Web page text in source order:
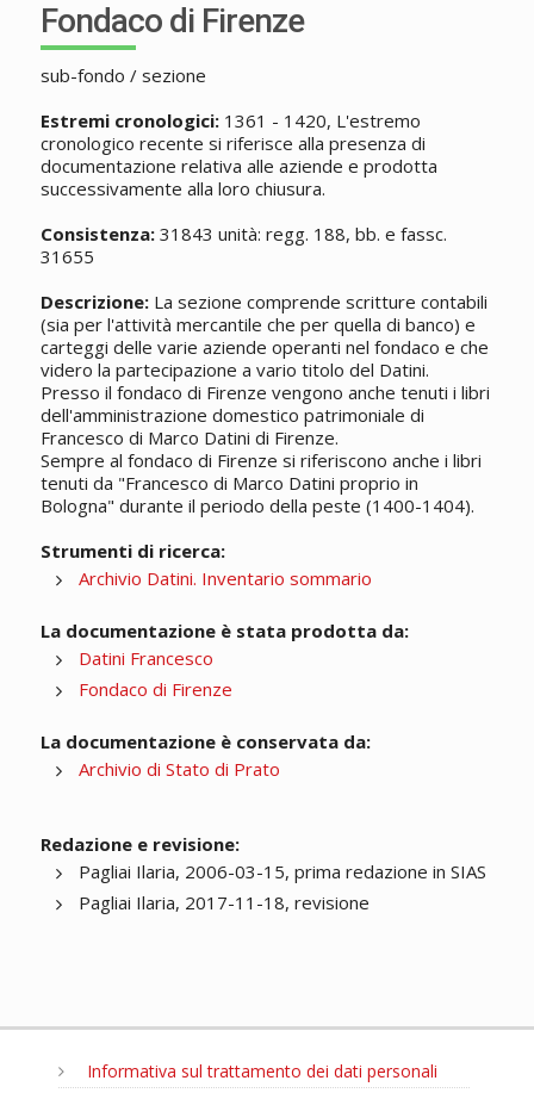
Fondaco di Firenze
sub-fondo / sezione
Estremi cronologici:1361 - 1420, L'estremo
cronologico recente si riferisce alla presenza di
documentazione relativa alle aziende e prodotta
successivamente alla loro chiusura.
Consistenza:31843 unità: regg. 188, bb. e fassc.
31655
Descrizione:La sezione comprende scritture contabili
(sia per l'attività mercantile che per quella di banco) e
carteggi delle varie aziende operanti nel fondaco e che
videro la partecipazione a vario titolo del Datini.
Presso il fondaco di Firenze vengono anche tenuti i libri
dell'amministrazione domestico patrimoniale di
Francesco di Marco Datini di Firenze.
Sempre al fondaco di Firenze si riferiscono anche i libri
tenuti da "Francesco di Marco Datini proprio in
Bologna" durante il periodo della peste (1400-1404).
Strumenti di ricerca:
Archivio Datini. Inventario sommario
La documentazione è stata prodotta da:
Datini Francesco
Fondaco di Firenze
La documentazione è conservata da:
Archivio di Stato di Prato
Redazione e revisione:
Pagliai Ilaria, 2006-03-15, prima redazione in SIAS
Pagliai Ilaria, 2017-11-18, revisione
Informativa sul trattamento dei dati personali